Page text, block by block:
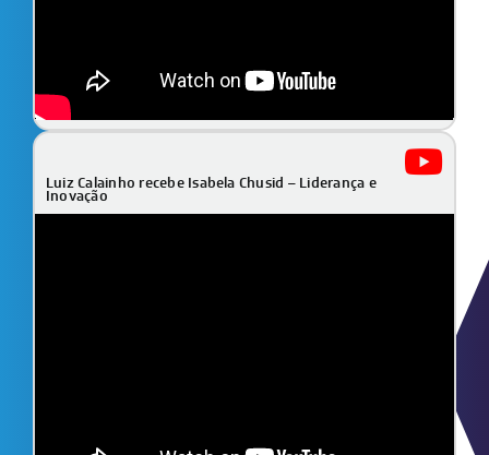
Luiz Calainho recebe Isabela Chusid – Liderança e
Inovação